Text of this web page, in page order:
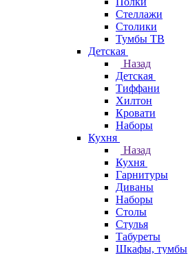
Стеллажи
Столики
Тумбы ТВ
Детская
Назад
Детская
Тиффани
Хилтон
Кровати
Наборы
Кухня
Назад
Кухня
Гарнитуры
Диваны
Наборы
Столы
Стулья
Табуреты
Шкафы, тумбы